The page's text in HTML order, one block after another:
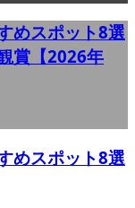
めスポット8選
賞【2026年
めスポット8選